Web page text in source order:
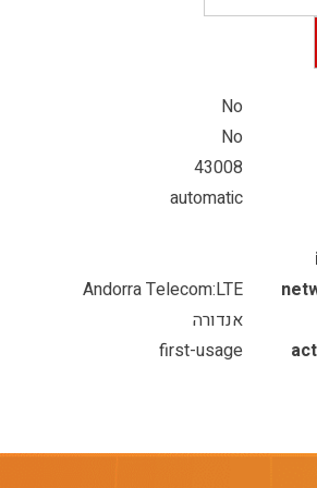
No
No
43008
automatic
Andorra Telecom:LTE
אנדורה
first-usage